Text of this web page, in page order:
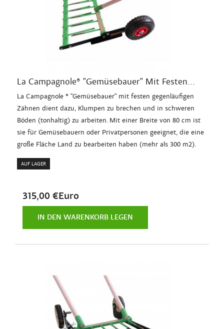
La Campagnole® "Gemüsebauer" Mit Festen...
La Campagnole ® "Gemüsebauer" mit festen gegenläufigen
Zähnen dient dazu, Klumpen zu brechen und in schweren
Böden (tonhaltig) zu arbeiten. Mit einer Breite von 80 cm ist
sie für Gemüsebauern oder Privatpersonen geeignet, die eine
große Fläche Land zu bearbeiten haben (mehr als 300 m2).
AUF LAGER
315,00 €Euro
IN DEN WARENKORB LEGEN